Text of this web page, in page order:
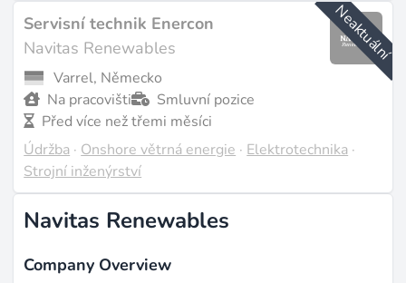
Neaktuální
Servisní technik Enercon
Navitas Renewables
Varrel, Německo
Na pracovišti
Smluvní pozice
Před více než třemi měsíci
Údržba · Onshore větrná energie · Elektrotechnika ·
Strojní inženýrství
Navitas Renewables
Company Overview